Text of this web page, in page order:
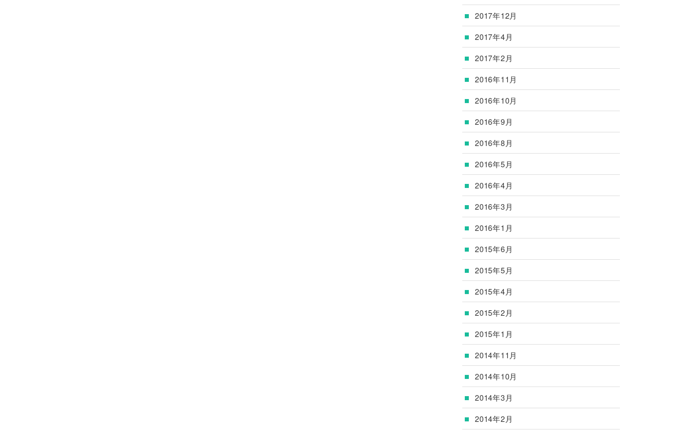
2017年12月
2017年4月
2017年2月
2016年11月
2016年10月
2016年9月
2016年8月
2016年5月
2016年4月
2016年3月
2016年1月
2015年6月
2015年5月
2015年4月
2015年2月
2015年1月
2014年11月
2014年10月
2014年3月
2014年2月